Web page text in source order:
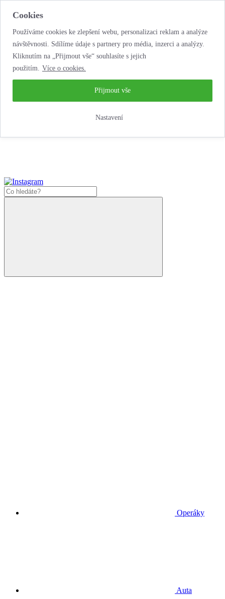
Cookies
Používáme cookies ke zlepšení webu, personalizaci reklam a analýze
návštěvnosti. Sdílíme údaje s partnery pro média, inzerci a analýzy.
Kliknutím na „Přijmout vše“ souhlasíte s jejich
použitím. Více o cookies.
Nastavení
Přijmout vše
...neobyčejná jízda životem!
Operáky
Auta